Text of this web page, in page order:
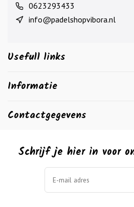
0623293433
info@padelshopvibora.nl
Usefull links
Informatie
Contactgegevens
Schrijf je hier in voor